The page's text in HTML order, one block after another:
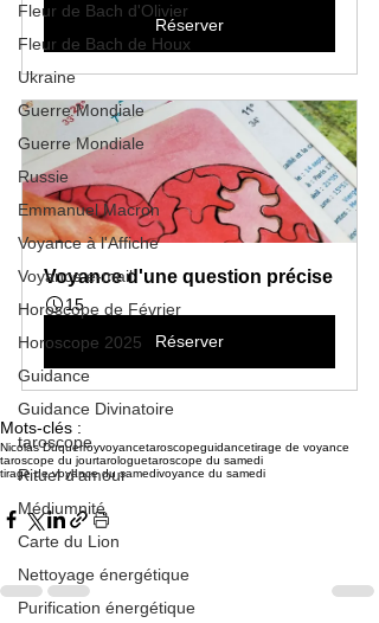
Fleur de Bach d'Olivier
Fleur de Bach de Houx
Ukraine
Guerre Mondiale
Guerre Mondiale
Russie
Emmanuel Macron
Voyance à l'Affiche
Voyance e-mail
Horoscope de Février
Horoscope 2025
Guidance
Guidance Divinatoire
taroscope
Rituel d'amour
Médiumnité
Carte du Lion
Nettoyage énergétique
Purification énergétique
Réserver
Voyance d'une question précise
15
Réserver
Mots-clés :
Nicolas Duquerroyvoyancetaroscopeguidancetirage de voyance
taroscope du jourtarologuetaroscope du samedi
tirage de voyance du samedivoyance du samedi